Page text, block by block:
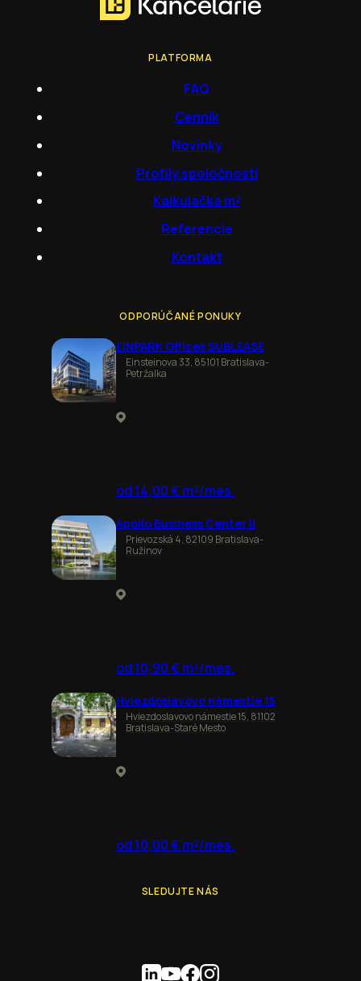
PLATFORMA
FAQ
Cenník
Novinky
Profily spoločností
Kalkulačka m²
Referencie
Kontakt
ODPORÚČANÉ PONUKY
EINPARK Offices SUBLEASE
Einsteinova 33, 85101 Bratislava-
Petržalka
od 14,00 € m²/mes.
Apollo Business Center II
Prievozská 4, 82109 Bratislava-
Ružinov
od 10,90 € m²/mes.
Hviezdoslavovo námestie 15
Hviezdoslavovo námestie 15, 81102
Bratislava-Staré Mesto
od 10,00 € m²/mes.
SLEDUJTE NÁS